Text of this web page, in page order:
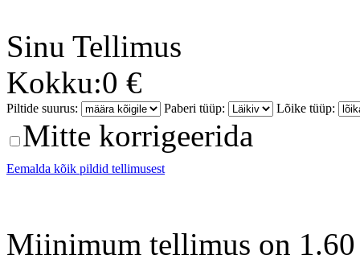
Sinu Tellimus
Kokku:0 €
Piltide suurus: Paberi tüüp: Lõike tüüp:
Mitte korrigeerida
Eemalda kõik pildid tellimusest
Miinimum tellimus on